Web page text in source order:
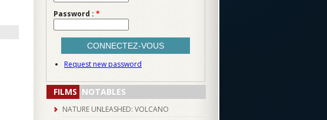
Password : *
Request new password
FILMS NOTABLES
NATURE UNLEASHED: VOLCANO